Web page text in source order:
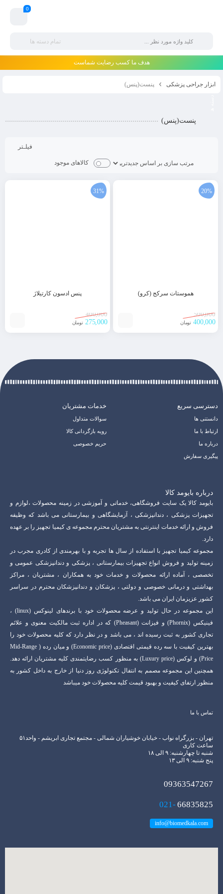
0
تمام دسته ها
هدف ما کسب رضایت شماست
ابزار جراحی پزشکی پنست(پنس)
پنست(پنس)
فیلـتر
کالاهای موجود
20%
هموستات سرکج (کرو)
500,000
400,000 تومان
31%
پنس ادسون کارتیلاژ
400,000
275,000 تومان
دسترسی سریع
دانستنی ها
ارتباط با ما
درباره ما
پیگیری سفارش
خدمات مشتریان
سوالات متداول
رویه بازگردانی کالا
حریم خصوصی
درباره بایومد کالا
بایومد کالا یک سایت فروشگاهی، خدماتی و آموزشی در زمینه محصولات ،لوازم و
تجهیزات پزشکی ، دندانپزشکی ، آزمایشگاهی و بیمارستانی می باشد که وظیفه
فروش و ارائه خدمات اینترنتی به مشتریان محترم مجموعه ی کیمیا تجهیز را بر عهده
دارد.
مجموعه کیمیا تجهیز با استفاده از سال ها تجربه و با بهرمندی از کادری مجرب در
زمینه تولید و فروش انواع تجهیزات بیمارستانی ، پزشکی و دندانپزشکی عمومی و
تخصصی ، آماده ارائه محصولات و خدمات خود به همکاران ، مشتریان ، مراکز
بهداشتی و درمانی خصوصی و دولتی ، پزشکان و دندانپزشکان محترم در سراسر
کشور عزیزمان ایران می باشد.
این مجموعه در حال تولید و عرضه محصولات خود با برندهای لینوکس (linux) ،
فینیکس (Phornix) و فیزانت (Pheasant) که در اداره ثبت مالکیت معنوی و علائم
تجاری کشور به ثبت رسیده اند ، می باشد و در نظر دارد که کلیه محصولات خود را
بهترین کیفیت با سه رده قیمتی اقتصادی (Economic price) و میان رده ( Mid-Range
Price) و لوکس (Luxury price) به منظور کسب رضایتمندی کلیه مشتریان ارائه دهد.
همچنین این مجموعه مصمم به انتفال تکنولوژی روز دنیا از خارج به داخل کشور به
منظور ارتفای کیفیت و بهبود قیمت کلیه محصولات خود میباشد
تماس با ما
تهران - بزرگراه نواب - خیابان خوشیاران شمالی - مجتمع تجاری ابریشم - واحد۵۱
ساعت کاری
شنبه تا چهارشنبه: ۹ الی ۱۸
پنج شنبه: ۹ الی ۱۳
09363547267
021- 66835825
info@biomedkala.com